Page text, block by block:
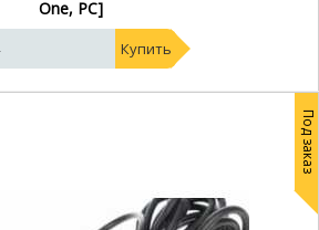
Кинект для Xbox 360
Kinect для Xbox 360
One, PC]
Купить
Под заказ